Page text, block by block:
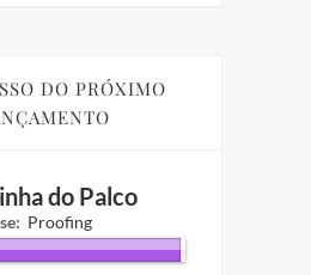
DO PRÓXIMO
do Palco
Proofing